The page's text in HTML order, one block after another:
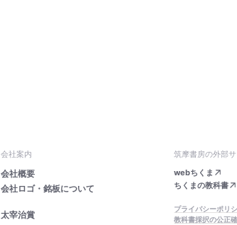
会社案内
会社概要
会社ロゴ・銘板について
太宰治賞
筑摩書房の外部サ
webちくま
ちくまの教科書
プライバシーポリ
教科書採択の公正